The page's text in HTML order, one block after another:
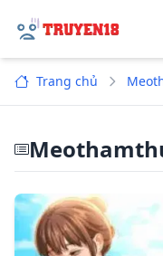
Trang chủ